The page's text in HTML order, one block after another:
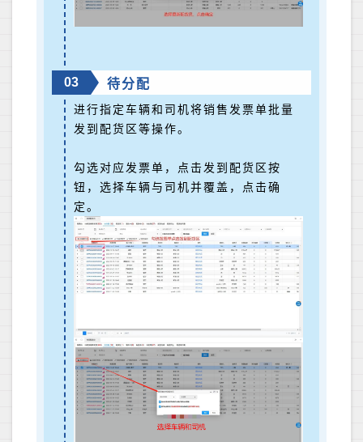
03 待分配
进行指定车辆和司机将销售发票单批量
发到配货区等操作。
勾选对应发票单，点击发到配货区按
钮，选择车辆与司机并覆盖，点击确
定。